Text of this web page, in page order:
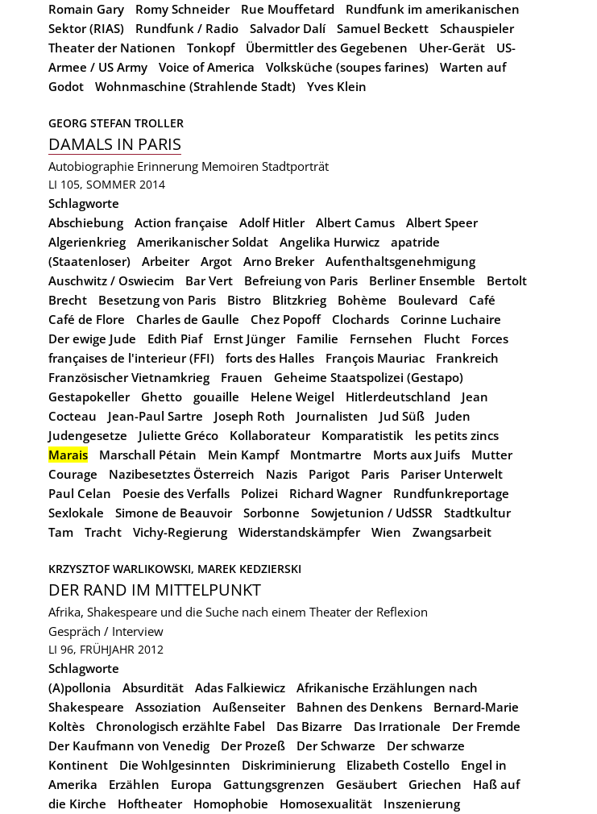
Romain Gary
Romy Schneider Rue Mouffetard
Rundfunk im amerikanischen
Sektor (RIAS)
Rundfunk / Radio Salvador Dalí Samuel Beckett
Schauspieler
Theater der Nationen
Tonkopf Übermittler des Gegebenen Uher-Gerät
US-
Armee / US Army
Voice of America Volksküche (soupes farines)
Warten auf
Godot
Wohnmaschine (Strahlende Stadt) Yves Klein
GEORG STEFAN TROLLER
DAMALS IN PARIS
Autobiographie Erinnerung Memoiren Stadtporträt
LI 105, SOMMER 2014
Schlagworte
Abschiebung
Action française Adolf Hitler Albert Camus
Albert Speer
Algerienkrieg
Amerikanischer Soldat Angelika Hurwicz
apatride
(Staatenloser)
Arbeiter Argot Arno Breker
Aufenthaltsgenehmigung
Auschwitz / Oswiecim
Bar Vert Befreiung von Paris Berliner Ensemble
Bertolt
Brecht
Besetzung von Paris Bistro Blitzkrieg Bohème Boulevard
Café
Café de Flore
Charles de Gaulle Chez Popoff Clochards
Corinne Luchaire
Der ewige Jude
Edith Piaf Ernst Jünger Familie Fernsehen Flucht
Forces
françaises de l'interieur (FFI)
forts des Halles François Mauriac
Frankreich
Französischer Vietnamkrieg
Frauen
Geheime Staatspolizei (Gestapo)
Gestapokeller
Ghetto gouaille Helene Weigel Hitlerdeutschland
Jean
Cocteau
Jean-Paul Sartre Joseph Roth Journalisten Jud Süß
Juden
Judengesetze
Juliette Gréco Kollaborateur Komparatistik
les petits zincs
Marais
Marschall Pétain Mein Kampf Montmartre Morts aux Juifs
Mutter
Courage
Nazibesetztes Österreich Nazis Parigot Paris
Pariser Unterwelt
Paul Celan
Poesie des Verfalls Polizei Richard Wagner
Rundfunkreportage
Sexlokale
Simone de Beauvoir Sorbonne Sowjetunion / UdSSR
Stadtkultur
Tam
Tracht Vichy-Regierung Widerstandskämpfer Wien Zwangsarbeit
KRZYSZTOF WARLIKOWSKI, MAREK KEDZIERSKI
DER RAND IM MITTELPUNKT
Afrika, Shakespeare und die Suche nach einem Theater der Reflexion
Gespräch / Interview
LI 96, FRÜHJAHR 2012
Schlagworte
(A)pollonia
Absurdität Adas Falkiewicz
Afrikanische Erzählungen nach
Shakespeare
Assoziation Außenseiter Bahnen des Denkens
Bernard-Marie
Koltès
Chronologisch erzählte Fabel Das Bizarre Das Irrationale
Der Fremde
Der Kaufmann von Venedig
Der Prozeß Der Schwarze
Der schwarze
Kontinent
Die Wohlgesinnten Diskriminierung Elizabeth Costello
Engel in
Amerika
Erzählen Europa Gattungsgrenzen Gesäubert Griechen
Haß auf
die Kirche
Hoftheater Homophobie Homosexualität
Inszenierung